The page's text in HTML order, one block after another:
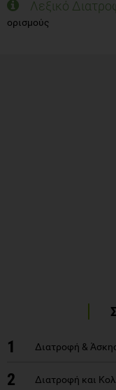
Λεξικό
ορισμούς
1 Διατροφή &
2 Διατροφή και